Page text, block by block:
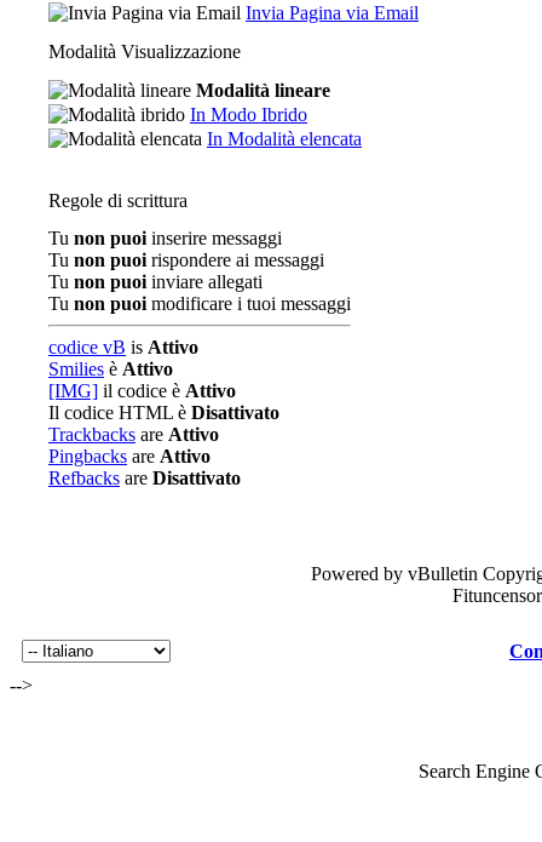
Invia Pagina via Email
Modalità Visualizzazione
Modalità lineare
In Modo Ibrido
In Modalità elencata
Regole di scrittura
Tu non puoi inserire messaggi
Tu non puoi rispondere ai messaggi
Tu non puoi inviare allegati
Tu non puoi modificare i tuoi messaggi
codice vB is Attivo
Smilies è Attivo
[IMG] il codice è Attivo
Il codice HTML è Disattivato
Trackbacks are Attivo
Pingbacks are Attivo
Refbacks are Disattivato
Powered by vBulletin
-->
Search Engine